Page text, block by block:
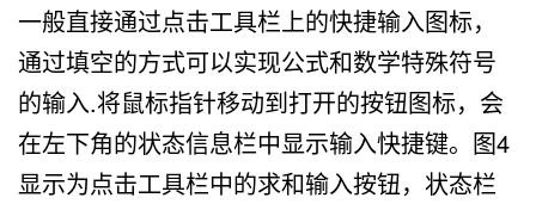
一般直接通过点击工具栏上的快捷输入图标，
通过填空的方式可以实现公式和数学特殊符号
的输入.将鼠标指针移动到打开的按钮图标，会
在左下角的状态信息栏中显示输入快捷键。图4
显示为点击工具栏中的求和输入按钮，状态栏